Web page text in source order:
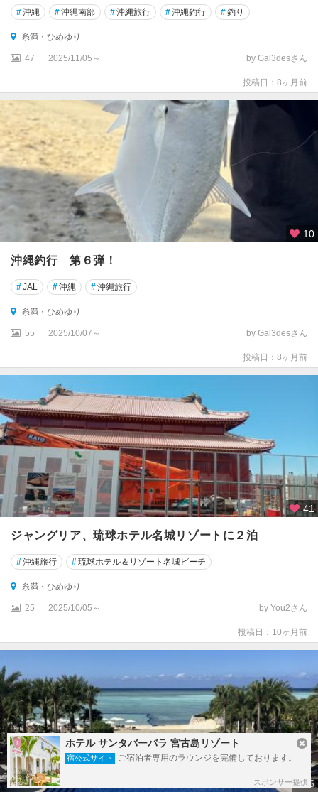
#沖縄 #沖縄南部 #沖縄旅行 #沖縄釣行 #釣り
糸満・ひめゆり
47 2025/11/05～ by Gal3desさん
投稿日：8ヶ月前
10
沖縄釣行 第６弾！
#JAL #沖縄 #沖縄旅行
糸満・ひめゆり
55 2025/10/07～ by Gal3desさん
投稿日：8ヶ月前
41
ジャングリア、琉球ホテル名城リゾートに２泊
#沖縄旅行 #琉球ホテル＆リゾート名城ビーチ
糸満・ひめゆり
25 2025/10/05～ by You2さん
投稿日：10ヶ月前
5
ホテル サンタバーバラ 宮古島リゾート
宿公式サイト ご宿泊者専用のラウンジを完備しております。
スポンサー提供